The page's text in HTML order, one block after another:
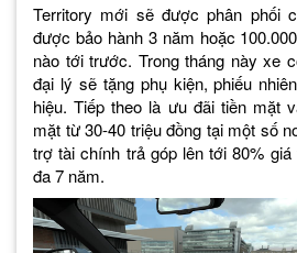
Territory mới sẽ được phân phối
được bảo hành 3 năm hoặc
nào tới trước. Trong tháng này xe
đại lý sẽ tặng phụ kiện, phiếu
hiệu. Tiếp theo là ưu đãi tiền mặt
mặt từ 30-40 triệu đồng tại một số
trợ tài chính trả góp lên tới 80%
đa 7 năm.